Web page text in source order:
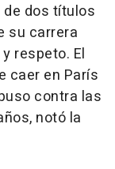
de dos títulos
su carrera
respeto. El
caer en París
contra las
notó la